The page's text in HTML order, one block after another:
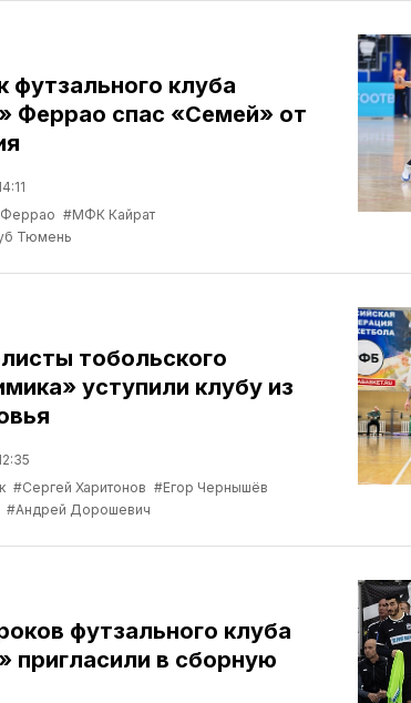
футзального клуба
Феррао спас «Семей» от
#МФК Кайрат
Тюмень
тобольского
уступили клубу из
#Сергей Харитонов #Егор Чернышёв
#Андрей Дорошевич
футзального клуба
пригласили в сборную